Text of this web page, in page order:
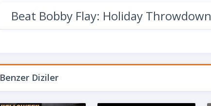
Beat Bobby Flay: Holiday Throwdown
Benzer Diziler